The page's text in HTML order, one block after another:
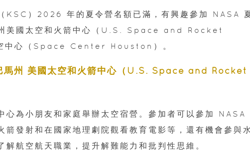
KSC）2026 年的夏令營名額已滿，有興趣參加 NASA
州美國太空和火箭中心（U.S. Space and Rocket
中心（Space Center Houston）。
州 美國太空和火箭中心（U.S. Space and Rocket
心為小朋友和家庭舉辦太空宿營。參加者可以參加 NASA
箭發射和在國家地理劇院觀看教育電影等，還有機會參與
解航空航天職業，提升解難能力和批判性思維。